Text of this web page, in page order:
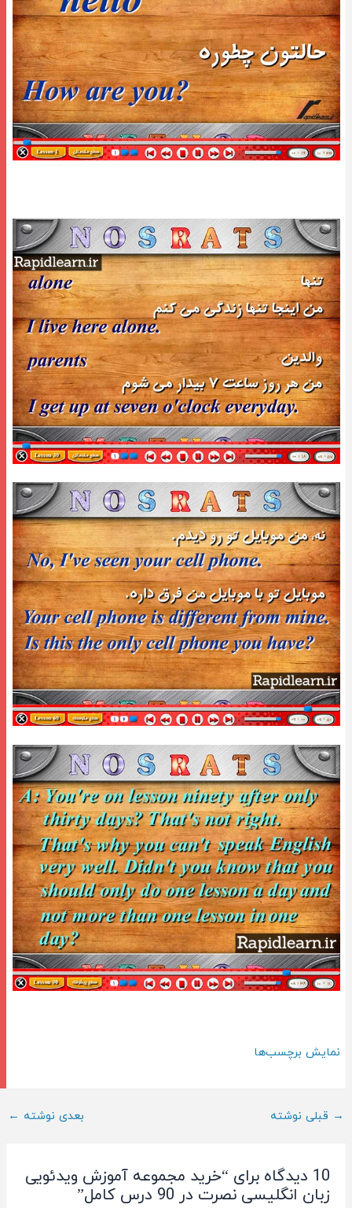
نمایش برچسب‌ها
ناوبری
→قبلی نوشته بعدی نوشته ←
10 دیدگاه برای “خرید مجموعه آموزش ویدئویی
زبان انگلیسی نصرت در 90 درس کامل”